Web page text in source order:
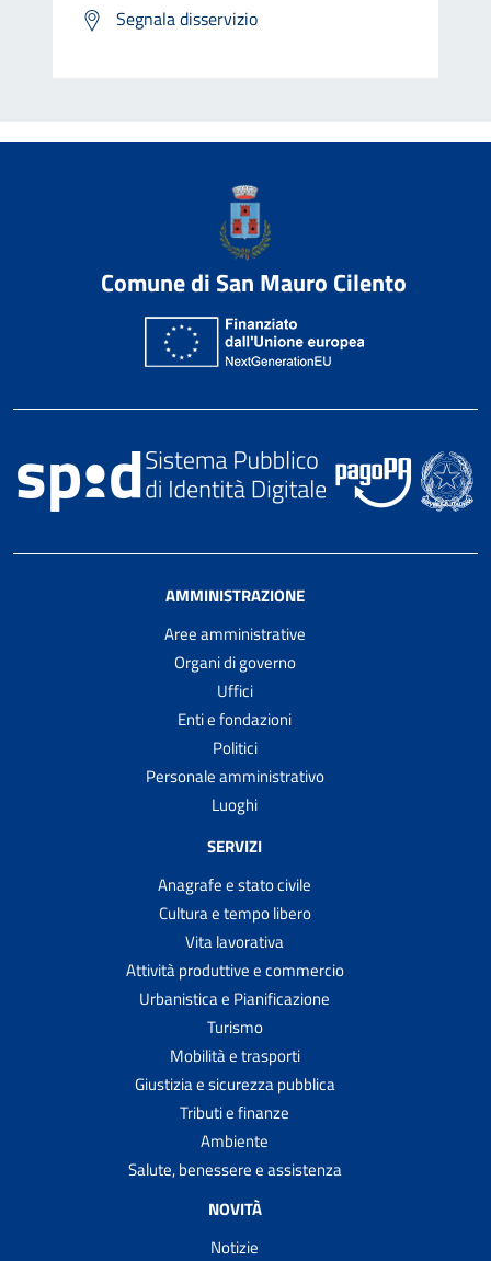
Segnala disservizio
Comune di San Mauro Cilento
AMMINISTRAZIONE
Aree amministrative
Organi di governo
Uffici
Enti e fondazioni
Politici
Personale amministrativo
Luoghi
SERVIZI
Anagrafe e stato civile
Cultura e tempo libero
Vita lavorativa
Attività produttive e commercio
Urbanistica e Pianificazione
Turismo
Mobilità e trasporti
Giustizia e sicurezza pubblica
Tributi e finanze
Ambiente
Salute, benessere e assistenza
NOVITÀ
Notizie